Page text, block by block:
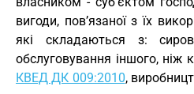
вигоди, пов’язаної з їх
які складаються з:
обслуговування іншого, ніж
КВЕД ДК 009:2010,